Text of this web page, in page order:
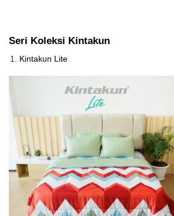
Seri Koleksi Kintakun
Kintakun Lite